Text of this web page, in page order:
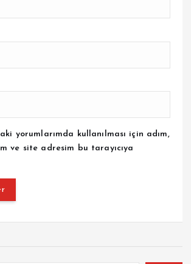
yorumlarımda kullanılması için adım,
ve site adresim bu tarayıcıya